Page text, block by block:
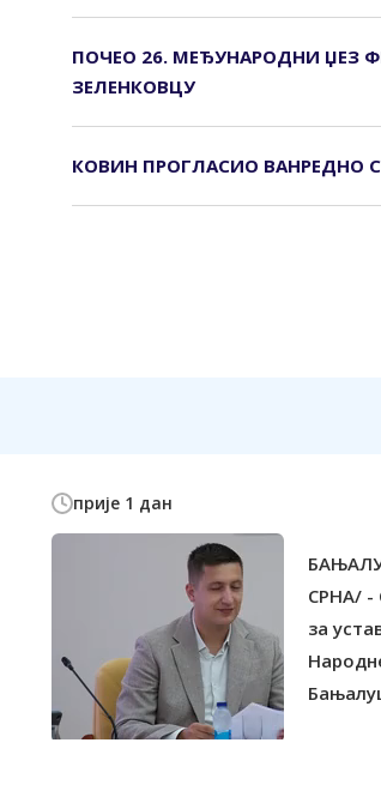
ПОЧЕО 26. МЕЂУНАРОДНИ ЏЕЗ
ЗЕЛЕНКОВЦУ
КОВИН ПРОГЛАСИО ВАНРЕДНО
прије 1 дан
СРНА/ -
за